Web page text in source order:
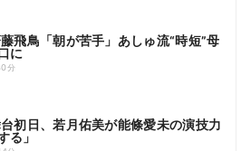
飛鳥「朝が苦手」あしゅ流“時短”母
に
分
初日、若月佑美が能條愛未の演技力
る」